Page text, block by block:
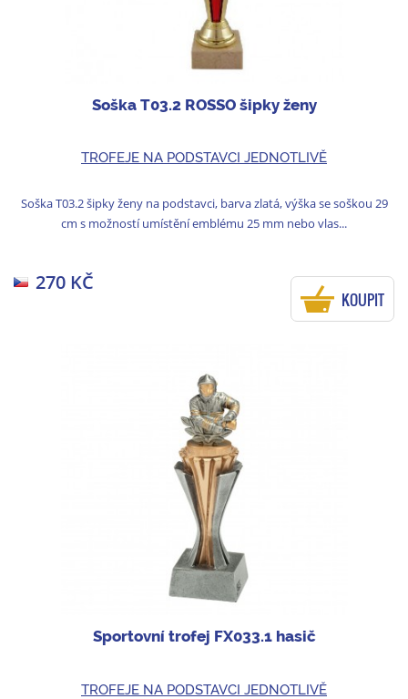
Soška T03.2 ROSSO šipky ženy
TROFEJE NA PODSTAVCI JEDNOTLIVĚ
Soška T03.2 šipky ženy na podstavci, barva zlatá, výška se soškou 29
cm s možností umístění emblému 25 mm nebo vlas...
270 KČ
KOUPIT
Sportovní trofej FX033.1 hasič
TROFEJE NA PODSTAVCI JEDNOTLIVĚ